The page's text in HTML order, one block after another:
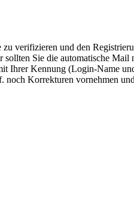
verifizieren und den
Sie die automatische
Ihrer Kennung (Login-Name
noch Korrekturen vornehmen